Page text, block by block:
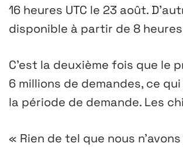
16 heures UTC le 23 août.
disponible à partir de 8 heures
C’est la deuxième fois que le
6 millions de demandes, ce
la période de demande. Les
« Rien de tel que nous